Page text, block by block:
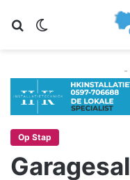
Zoeken
-
Op Stap